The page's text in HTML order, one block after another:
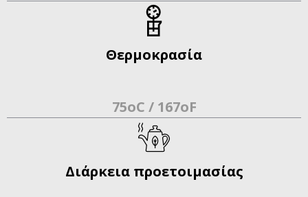
Θερμοκρασία
75oC / 167oF
Διάρκεια προετοιμασίας